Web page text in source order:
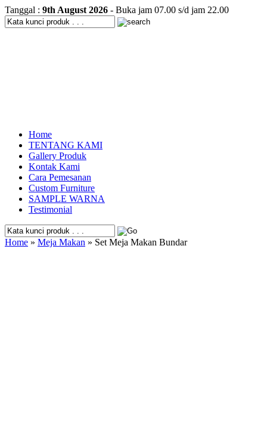
Tanggal : 9th August 2026 - Buka jam 07.00 s/d jam 22.00
Home
TENTANG KAMI
Gallery Produk
Kontak Kami
Cara Pemesanan
Custom Furniture
SAMPLE WARNA
Testimonial
Home » Meja Makan » Set Meja Makan Bundar